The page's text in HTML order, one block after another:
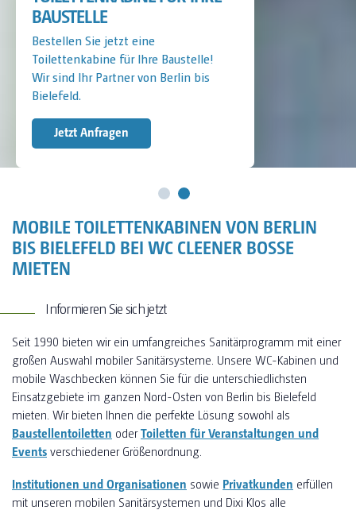
BAUSTELLE
Bestellen Sie jetzt eine
Toilettenkabine für Ihre Baustelle!
Wir sind Ihr Partner von Berlin bis
Bielefeld.
Jetzt Anfragen
MOBILE TOILETTENKABINEN VON BERLIN
BIS BIELEFELD BEI WC CLEENER BOSSE
MIETEN
Informieren Sie sich jetzt
Seit 1990 bieten wir ein umfangreiches Sanitärprogramm mit einer
großen Auswahl mobiler Sanitärsysteme. Unsere WC-Kabinen und
mobile Waschbecken können Sie für die unterschiedlichsten
Einsatzgebiete im ganzen Nord-Osten von Berlin bis Bielefeld
mieten. Wir bieten Ihnen die perfekte Lösung sowohl als
Baustellentoiletten oderToiletten für Veranstaltungen und
Eventsverschiedener Größenordnung.
Institutionen und Organisationen sowie Privatkunden erfüllen
mit unseren mobilen Sanitärsystemen und Dixi Klos alle